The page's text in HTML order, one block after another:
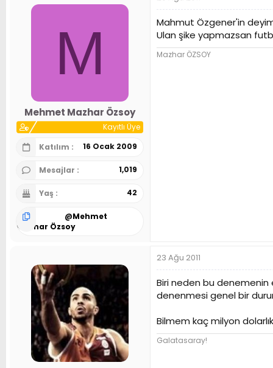
M
Mehmet Mazhar Özsoy
Kayıtlı Üye
Katılım
16 Ocak 2009
Mesajlar 1,019
Yaş 42
@Mehmet
Mazhar Özsoy
Mahmut Özgener'in
Ulan şike yapmazsan
Mazhar ÖZSOY
23 Ağu 2011
Biri neden bu denemenin
denenmesi genel bir
Bilmem kaç milyon
Galatasaray!